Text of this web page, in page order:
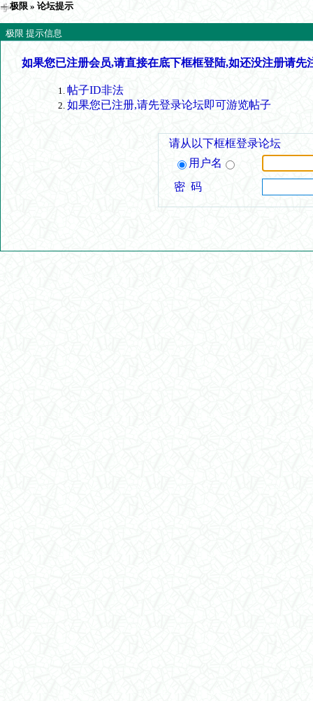
极限 » 论坛提示
极限 提示信息
如果您已注册会员,请直接在底下框框登陆,如还没注册请先
帖子ID非法
如果您已注册,请先登录论坛即可游览帖子
请从以下框框登录论坛
用户名
密 码